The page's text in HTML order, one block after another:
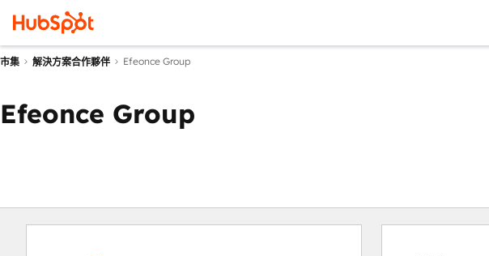
市集 解決方案合作夥伴 Efeonce Group
Efeonce Group